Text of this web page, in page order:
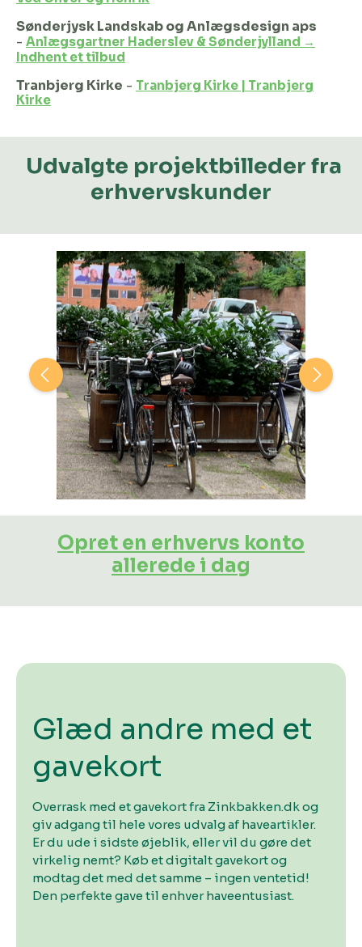
Sønderjysk Landskab og Anlægsdesign aps
- Anlægsgartner Haderslev & Sønderjylland →
Indhent et tilbud
Tranbjerg Kirke - Tranbjerg Kirke | Tranbjerg
Kirke
Udvalgte projektbilleder fra
erhvervskunder
Spring over billedgalleri
Opret en erhvervs konto
allerede i dag
Glæd andre med et
gavekort
Overrask med et gavekort fra Zinkbakken.dk og
giv adgang til hele vores udvalg af haveartikler.
Er du ude i sidste øjeblik, eller vil du gøre det
virkelig nemt? Køb et digitalt gavekort og
modtag det med det samme – ingen ventetid!
Den perfekte gave til enhver haveentusiast.